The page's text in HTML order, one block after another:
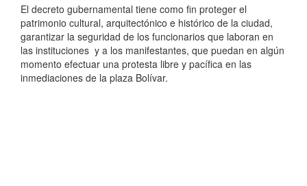
El decreto gubernamental tiene como fin proteger el
patrimonio cultural, arquitectónico e histórico de la ciudad,
garantizar la seguridad de los funcionarios que laboran en
las instituciones y a los manifestantes, que puedan en algún
momento efectuar una protesta libre y pacífica en las
inmediaciones de la plaza Bolívar.